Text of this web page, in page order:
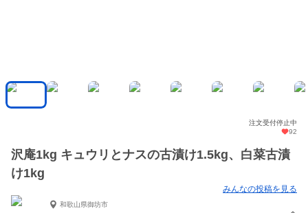
注文受付停止中
92
沢庵1kg キュウリとナスの古漬け1.5kg、白菜古漬
け1kg
みんなの投稿を見る
和歌山県御坊市